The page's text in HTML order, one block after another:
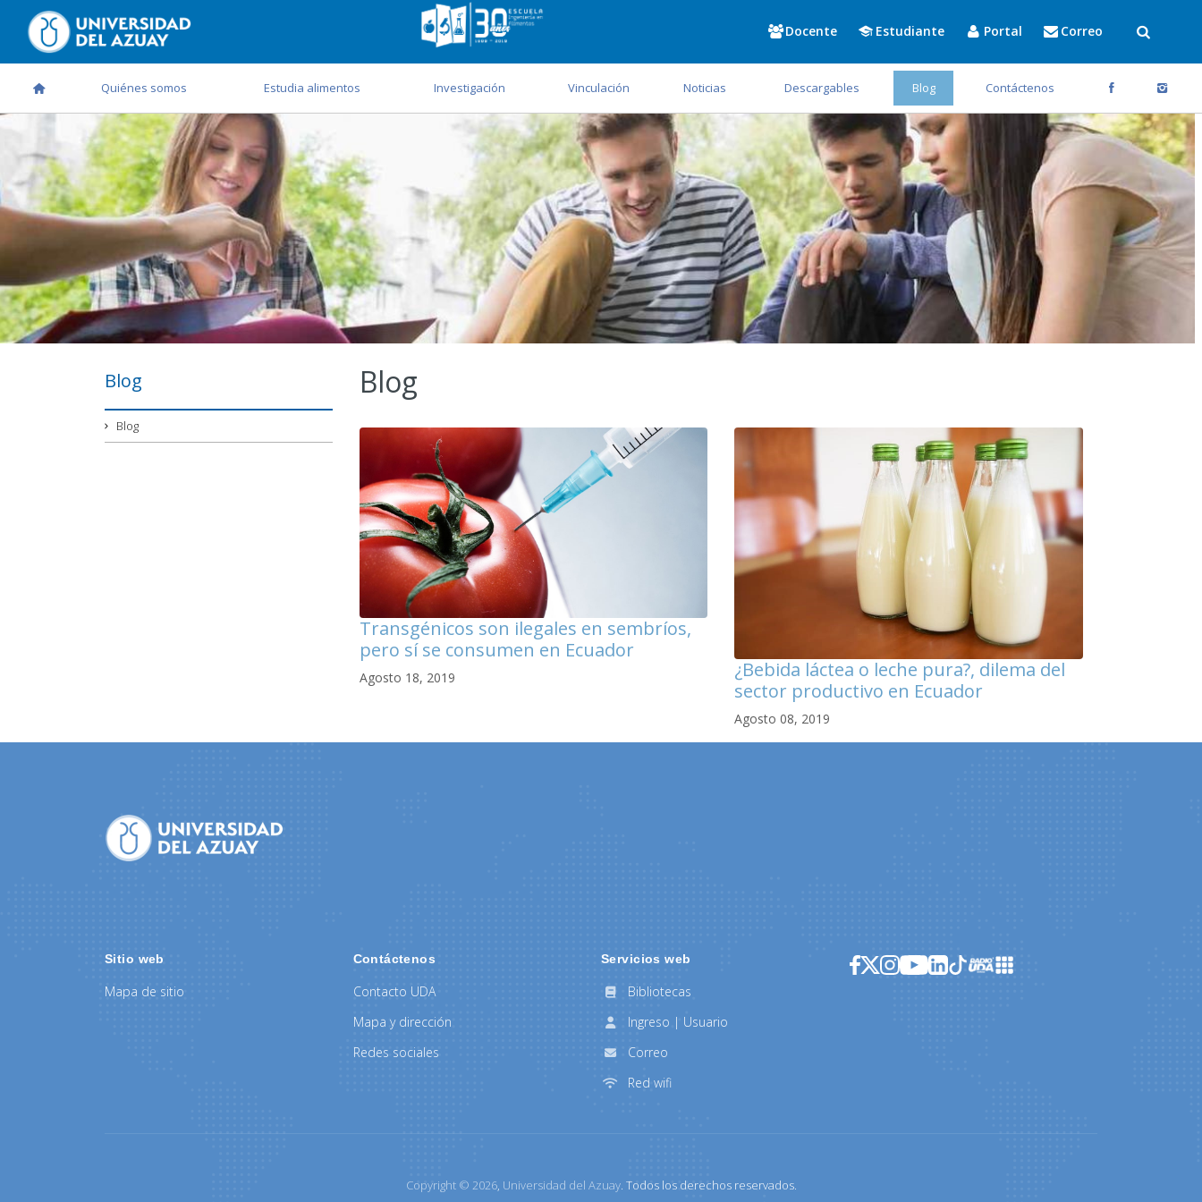
Docente Estudiante Portal Correo
Quiénes somos Estudia alimentos Investigación Vinculación Noticias Descargables Blog Contáctenos
Blog
Blog
Blog
Transgénicos son ilegales en sembríos,
pero sí se consumen en Ecuador
Agosto 18, 2019
¿Bebida láctea o leche pura?, dilema del
sector productivo en Ecuador
Agosto 08, 2019
Sitio web
Mapa de sitio
Contáctenos
Contacto UDA
Mapa y dirección
Redes sociales
Servicios web
Bibliotecas
Ingreso | Usuario
Correo
Red wifi
Copyright © 2026, Universidad del Azuay. Todos los derechos reservados.